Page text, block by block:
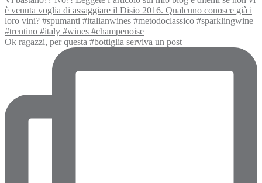
Ok ragazzi, per questa #bottiglia serviva un post